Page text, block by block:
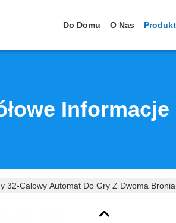
Do Domu O Nas
32-Calowy Automat Do Gry Z Dwoma